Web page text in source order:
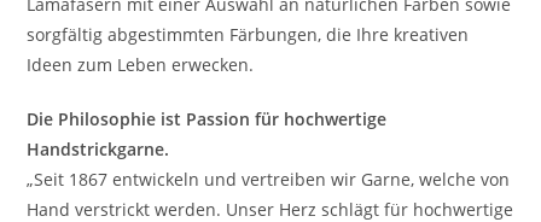
sorgfältig abgestimmten Färbungen, die Ihre kreativen
Ideen zum Leben erwecken.
Die Philosophie ist Passion für hochwertige
Handstrickgarne.
„Seit 1867 entwickeln und vertreiben wir Garne, welche von
Hand verstrickt werden. Unser Herz schlägt für hochwertige